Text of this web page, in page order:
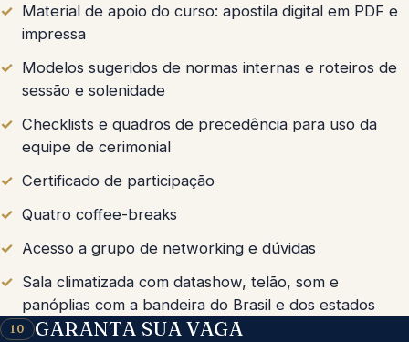
Material de apoio do curso: apostila digital em PDF e
impressa
Modelos sugeridos de normas internas e roteiros de
sessão e solenidade
Checklists e quadros de precedência para uso da
equipe de cerimonial
Certificado de participação
Quatro coffee-breaks
Acesso a grupo de networking e dúvidas
Sala climatizada com datashow, telão, som e
panóplias com a bandeira do Brasil e dos estados
10 GARANTA SUA VAGA